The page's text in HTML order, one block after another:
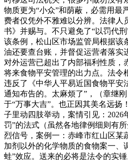
物质更为“小众”和荫蔽，必需用最
费者仅凭外不雅难以分辨。法律人
书》并赐与。不只避免了“以罚代
该条例，松山区市场监管局根据该
油还要查台账，并督促运营者落实
对外运营已超出了内部福利性质，
将来食物平安管理的出力点。法令
违反了《中华人平易近国食物平安
通知布告的。太麻烦了”，（章继
于“万事大吉”。也正因其美名远扬
子里动四肢举动，案情引见：2026
罚”的法式（虽然各地律例细则有
烈信号，案例一：赤峰市红山区某
加剂以外的化学物质的食物案一、
蛙”效应。送来的必将是法令的实